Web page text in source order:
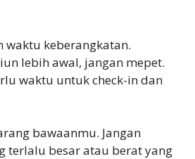
waktu keberangkatan.
lebih awal, jangan mepet.
waktu untuk check-in dan
bawaanmu. Jangan
terlalu besar atau berat yang